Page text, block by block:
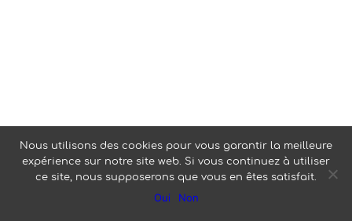
Nous utilisons des cookies pour vous garantir la meilleure
expérience sur notre site web. Si vous continuez à utiliser
ce site, nous supposerons que vous en êtes satisfait.
Oui Non